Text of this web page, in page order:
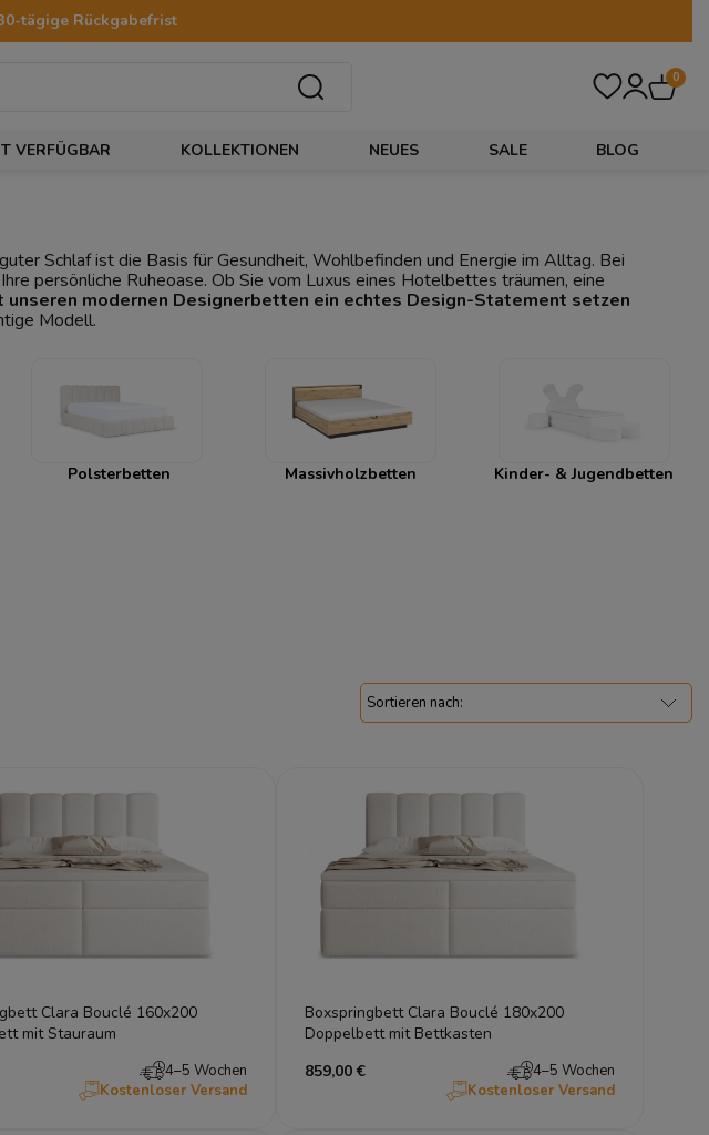
tägige Rückgabefrist
0
VERFÜGBAR KOLLEKTIONEN NEUES SALE BLOG
Schlaf ist die Basis für Gesundheit, Wohlbefinden und Energie im Alltag. Bei
persönliche Ruheoase. Ob Sie vom Luxus eines Hotelbettes träumen, eine
unseren modernen Designerbetten ein echtes Design-Statement setzen
Modell.
Polsterbetten Massivholzbetten Kinder- & Jugendbetten
Clara Bouclé 160x200
mit Stauraum
4–5 Wochen
Kostenloser Versand
Boxspringbett Clara Bouclé 180x200
Doppelbett mit Bettkasten
859,00 €
4–5 Wochen
Kostenloser Versand